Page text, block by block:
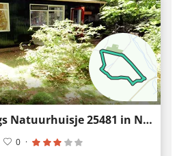
Toerwandeling langs Natuurhuisje 25481 in Norg
0 ·